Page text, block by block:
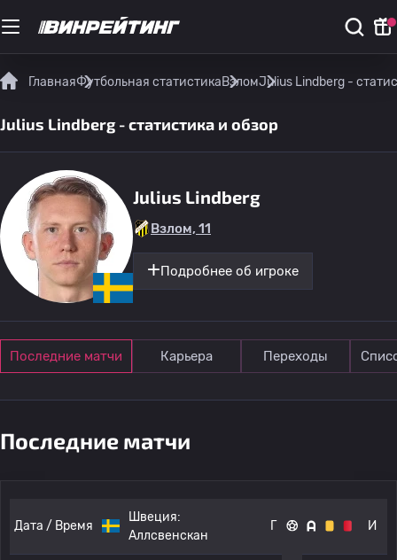
ГлавнаяФутбольная статистикаВзломJulius Lindberg -
Julius Lindberg - статистика и обзор
Julius Lindberg
Взлом, 11
Подробнее об игроке
Последние матчи Карьера Переходы
Последние матчи
Дата / Время
Швеция:
Аллсвенскан
Г И